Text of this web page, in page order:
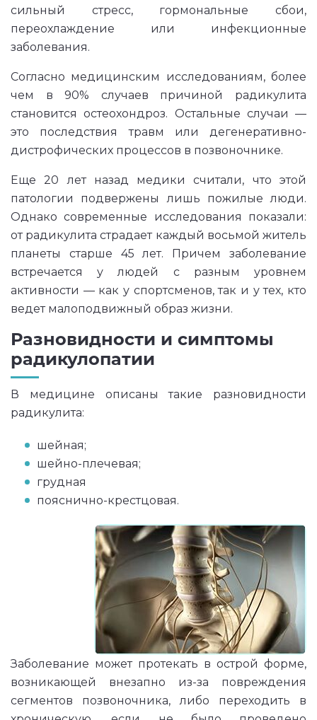
сильный стресс, гормональные сбои,
переохлаждение или инфекционные
заболевания.
Согласно медицинским исследованиям, более
чем в 90% случаев причиной радикулита
становится остеохондроз. Остальные случаи —
это последствия травм или дегенеративно-
дистрофических процессов в позвоночнике.
Еще 20 лет назад медики считали, что этой
патологии подвержены лишь пожилые люди.
Однако современные исследования показали:
от радикулита страдает каждый восьмой житель
планеты старше 45 лет. Причем заболевание
встречается у людей с разным уровнем
активности — как у спортсменов, так и у тех, кто
ведет малоподвижный образ жизни.
Разновидности и симптомы
радикулопатии
В медицине описаны такие разновидности
радикулита:
шейная;
шейно-плечевая;
грудная
пояснично-крестцовая.
Заболевание может протекать в острой форме,
возникающей внезапно из-за повреждения
сегментов позвоночника, либо переходить в